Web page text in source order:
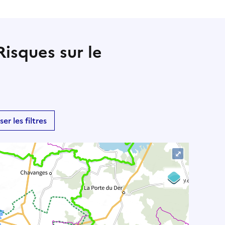
sur le
les filtres
⤢